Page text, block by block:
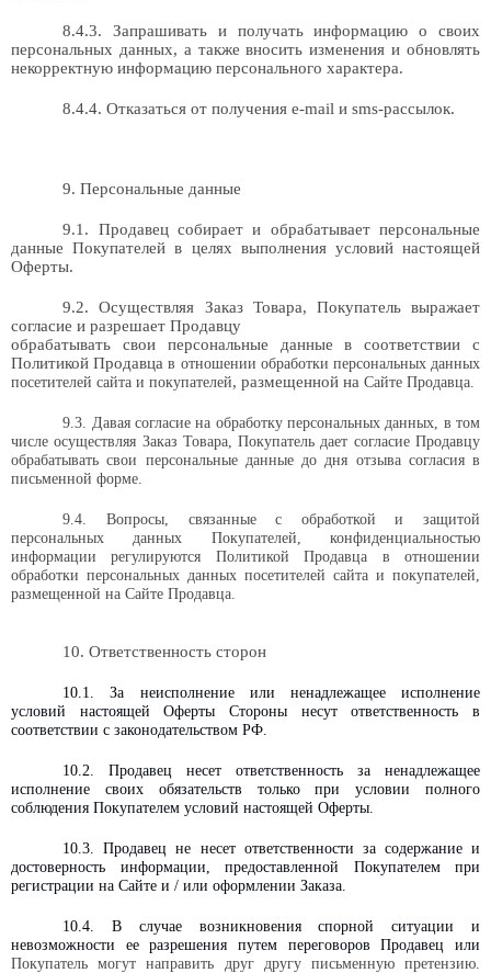
8.4.3. Запрашивать и получать информацию о своих
персональных данных, а также вносить изменения и обновлять
некорректную информацию персонального характера.
8.4.4. Отказаться от получения e-mail и sms-рассылок.
9. Персональные данные
9.1. Продавец собирает и обрабатывает персональные
данные Покупателей в целях выполнения условий настоящей
Оферты.
9.2.Осуществляя Заказ Товара, Покупатель выражает
согласие и разрешает Продавцу
обрабатывать свои персональные данные в соответствии с
Политикой Продавцав отношении обработки персональных данных
посетителей сайта и покупателей, размещенной на Сайте Продавца.
9.3. Давая согласие на обработку персональных данных, в том
числе осуществляя Заказ Товара, Покупатель дает согласие Продавцу
обрабатывать свои персональные данные до дня отзыва согласия в
письменной форме.
9.4. Вопросы, связанные с обработкой и защитой
персональных данных Покупателей, конфиденциальностью
информации регулируются Политикой Продавца в отношении
обработки персональных данных посетителей сайта и покупателей,
размещенной на Сайте Продавца.
10. Ответственность сторон
10.1. За неисполнение или ненадлежащее исполнение
условий настоящей Оферты Стороны несут ответственность в
соответствии с законодательством РФ.
10.2. Продавец несет ответственность за ненадлежащее
исполнение своих обязательств только при условии полного
соблюдения Покупателем условий настоящей Оферты.
10.3. Продавец не несет ответственности за содержание и
достоверность информации, предоставленной Покупателем при
регистрации на Сайте и / или оформлении Заказа.
10.4. В случае возникновения спорной ситуации и
невозможности ее разрешения путем переговоров Продавец или
Покупатель могут направить друг другу письменную претензию.